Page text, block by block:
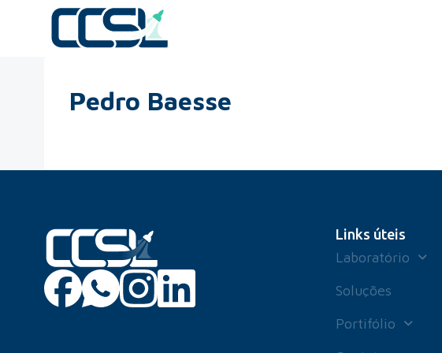
Pedro Baesse
Links úteis
Laboratório
Soluções
Portifólio